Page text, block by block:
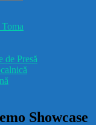
de Presă
Showcase